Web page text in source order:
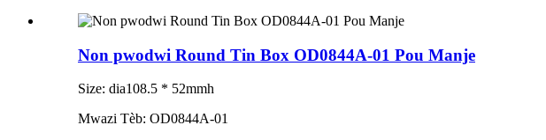
Non pwodwi Round Tin Box OD0844A-01 Pou Manje
Size: dia108.5 * 52mmh
Mwazi Tèb: OD0844A-01